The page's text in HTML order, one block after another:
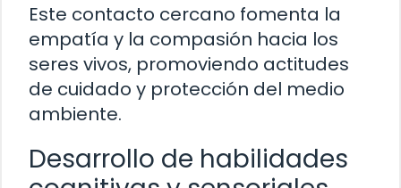
Este contacto cercano fomenta la
empatía y la compasión hacia los
seres vivos, promoviendo actitudes
de cuidado y protección del medio
ambiente.
Desarrollo de habilidades